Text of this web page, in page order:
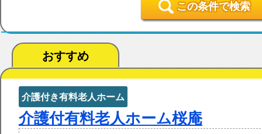
この条件で検索
おすすめ
介護付き有料老人ホーム
介護付有料老人ホーム桜庵